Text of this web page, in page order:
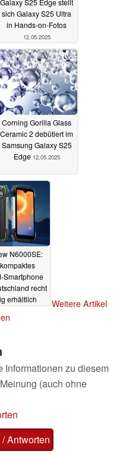
sich Galaxy S25 Ultra
in Hands-on-Fotos
12.05.2025
Corning Gorilla Glass
Ceramic 2 debütiert im
Samsung Galaxy S25
Edge 12.05.2025
N6000SE:
Smartphone
recht
erhältlich
Weitere Artikel
Informationen zu diesem
(auch ohne
Antworten